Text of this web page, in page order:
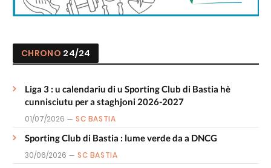
CHRONO 24/24
Liga 3 : u calendariu di u Sporting Club di Bastia hè
cunnisciutu per a staghjoni 2026-2027
01/07/2026 SC BASTIA
Sporting Club di Bastia : lume verde da a DNCG
30/06/2026 SC BASTIA